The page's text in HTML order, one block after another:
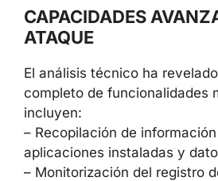
CAPACIDADES
ATAQUE
El análisis técnico ha
completo de funcionalidades
incluyen:
– Recopilación de
aplicaciones instaladas y
– Monitorización del registro